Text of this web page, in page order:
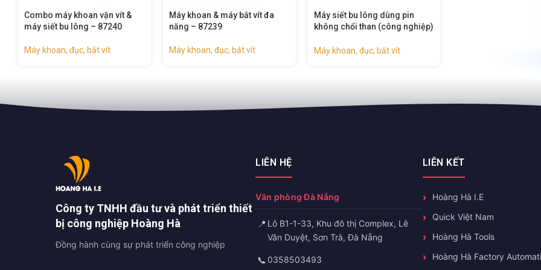
Máy khoan & máy bắt vít đa
năng – 87239
Máy khoan, đục, bắt vít
Máy siết bu lông dùng pin
không chổi than (công nghiệp)
Máy khoan, đục, bắt vít
Máy khoan dùng pin không
chổi than 20v (công nghiệp) –
Máy khoan, đục, bắt vít
Công ty TNHH đầu tư và phát triển thiết
bị công nghiệp Hoàng Hà
Đồng hành cùng sự phát triển công nghiệp
LIÊN HỆ
Văn phòng Đà Nẵng
📍 Lô B1-1-33, Khu đô thị Complex, Lê
Văn Duyệt, Sơn Trà, Đà Nẵng
📞 0358503493
LIÊN KẾT
Hoàng Hà I.E
Quick Việt Nam
Hoàng Hà Tools
Hoàng Hà Factory